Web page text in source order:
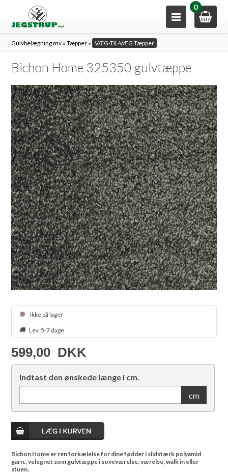
0
Gulvbelægning mv »Tæpper » VÆG-TIL-VÆG Tæpper
Bichon Home 325350 gulvtæppe
Ikke på lager
Lev. 5-7 dage
599,00 DKK
Indtast den ønskede længe i cm.
cm
Bichon Home er ren forkælelse for dine fødder i slidstærk polyamid
garn., velegnet som gulvtæppe i soveværelse, værelse, walk in eller
stuen.